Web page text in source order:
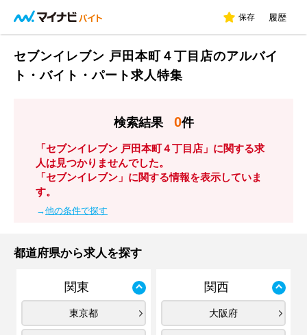
保存 履歴
セブンイレブン 戸田本町４丁目店のアルバイ
ト・バイト・パート求人特集
検索結果 0件
「セブンイレブン 戸田本町４丁目店」に関する求
人は見つかりませんでした。
「セブンイレブン」に関する情報を表示していま
す。
→他の条件で探す
都道府県から求人を探す
関東
東京都
関西
大阪府